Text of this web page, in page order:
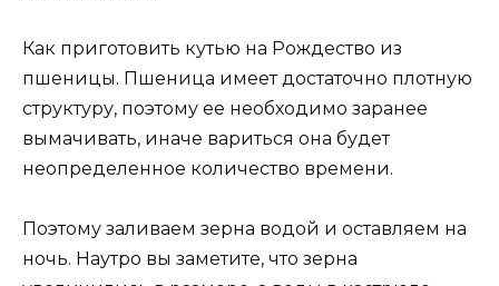
Как приготовить кутью на Рождество из
пшеницы. Пшеница имеет достаточно плотную
структуру, поэтому ее необходимо заранее
вымачивать, иначе вариться она будет
неопределенное количество времени.
Поэтому заливаем зерна водой и оставляем на
ночь. Наутро вы заметите, что зерна